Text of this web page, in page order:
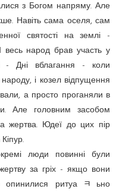
з Богом напряму. Але
Навіть сама оселя, сам
святості на землі -
весь народ брав участь у
- Дні вблагання - коли
і козел відпущення
а просто проганяли в
Але головним засобом
жертва. Юдеї до цих пір
люди повинні були
за гріх - якщо вони
опинилися ритуаﾻьно